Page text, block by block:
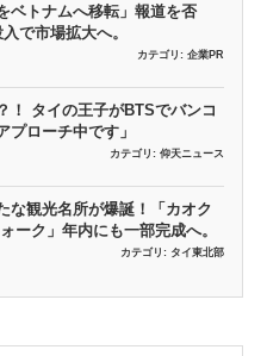
ベトナムへ移転」報道を否
で市場拡大へ。
カテゴリ: 企業PR
！ タイの王子がBTSでバンコ
プローチ中です」
カテゴリ: 仰天ニュース
な観光名所が爆誕！「カオク
ーク」年内にも一部完成へ。
カテゴリ: タイ東北部